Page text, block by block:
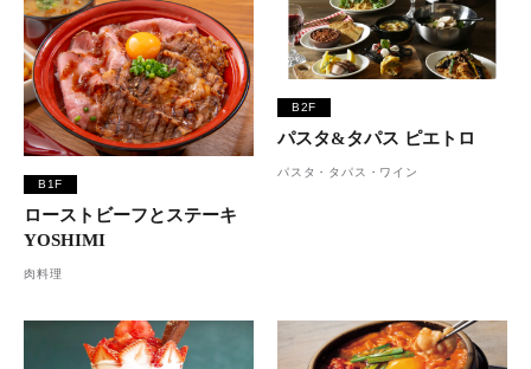
B1F
ローストビーフとステーキ
YOSHIMI
肉料理
B2F
パスタ&タパス ピエトロ
パスタ・タパス・ワイン